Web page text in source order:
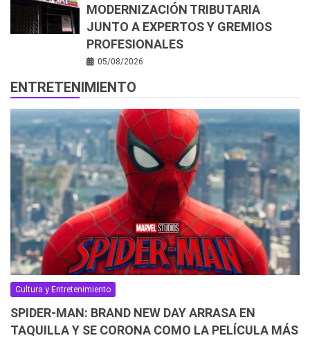
MODERNIZACIÓN TRIBUTARIA
JUNTO A EXPERTOS Y GREMIOS
PROFESIONALES
05/08/2026
ENTRETENIMIENTO
Cultura y Entretenimiento
SPIDER-MAN: BRAND NEW DAY ARRASA EN
TAQUILLA Y SE CORONA COMO LA PELÍCULA MÁS